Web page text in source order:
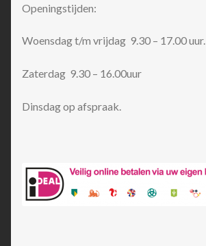
Openingstijden:
Woensdag t/m vrijdag 9.30 – 17.00 uur.
Zaterdag 9.30 – 16.00uur
Dinsdag op afspraak.